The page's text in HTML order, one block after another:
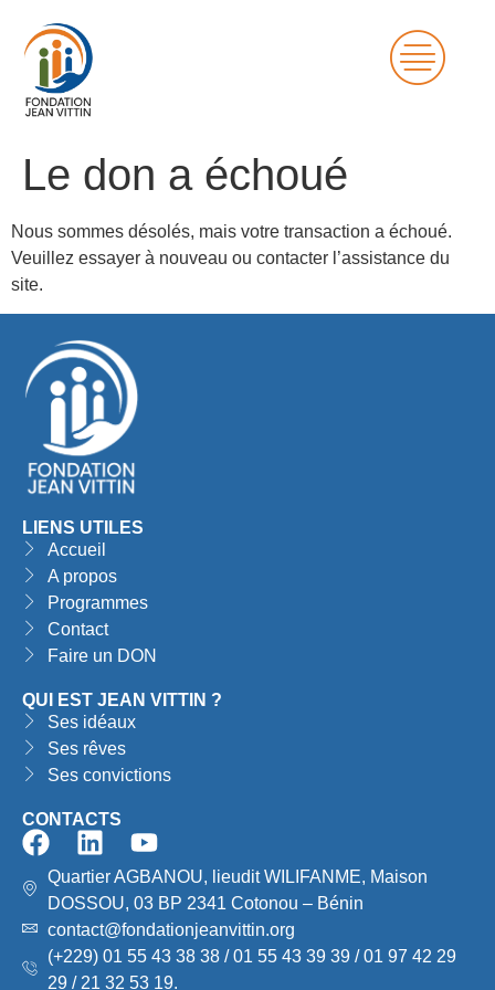
Le don a échoué
Nous sommes désolés, mais votre transaction a échoué.
Veuillez essayer à nouveau ou contacter l’assistance du
site.
LIENS UTILES
Accueil
A propos
Programmes
Contact
Faire un DON
QUI EST JEAN VITTIN ?
Ses idéaux
Ses rêves
Ses convictions
CONTACTS
Quartier AGBANOU, lieudit WILIFANME, Maison
DOSSOU, 03 BP 2341 Cotonou – Bénin
contact@fondationjeanvittin.org
(+229) 01 55 43 38 38 / 01 55 43 39 39 / 01 97 42 29
29 / 21 32 53 19.